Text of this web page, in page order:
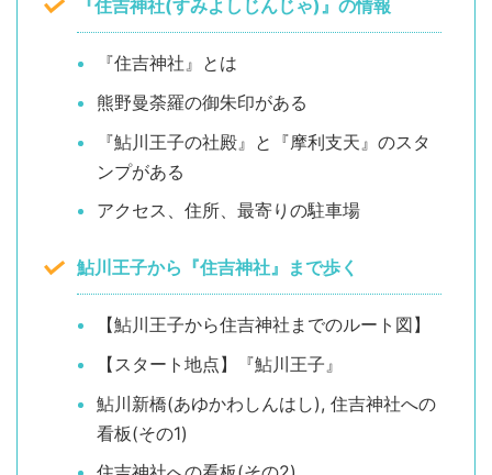
『住吉神社(すみよしじんじゃ)』の情報
『住吉神社』とは
熊野曼荼羅の御朱印がある
『鮎川王子の社殿』と『摩利支天』のスタ
ンプがある
アクセス、住所、最寄りの駐車場
鮎川王子から『住吉神社』まで歩く
【鮎川王子から住吉神社までのルート図】
【スタート地点】『鮎川王子』
鮎川新橋(あゆかわしんはし), 住吉神社への
看板(その1)